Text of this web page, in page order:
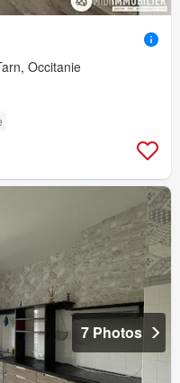
Occitanie
7 Photos